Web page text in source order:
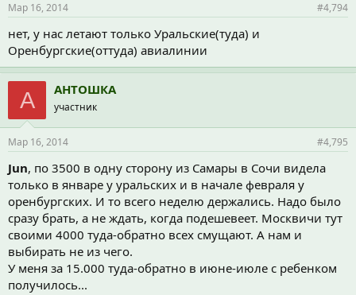
Мар 16, 2014 #4,794
нет, у нас летают только Уральские(туда) и
Оренбургские(оттуда) авиалинии
А АНТОШКА
участник
Мар 16, 2014 #4,795
Jun, по 3500 в одну сторону из Самары в Сочи видела
только в январе у уральских и в начале февраля у
оренбургских. И то всего неделю держались. Надо было
сразу брать, а не ждать, когда подешевеет. Москвичи тут
своими 4000 туда-обратно всех смущают. А нам и
выбирать не из чего.
У меня за 15.000 туда-обратно в июне-июле с ребенком
получилось...